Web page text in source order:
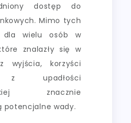
dostęp do
Mimo tych
dla wielu osób w
znalazły się w
wyjścia, korzyści
z upadłości
znacznie
potencjalne wady.